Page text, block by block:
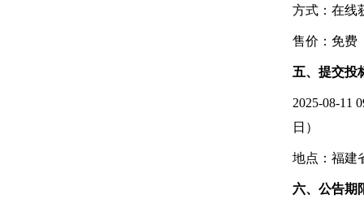
方式：在线
售价：免费
五、提交投
2025-08-11
日）
地点：福建
六、公告期